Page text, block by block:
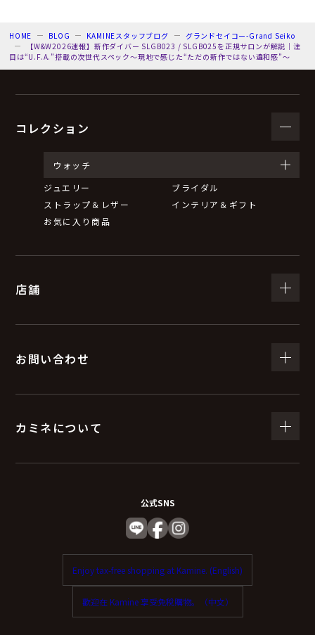
HOME BLOG KAMINEスタッフブログ
グランドセイコー-Grand Seiko
【W&W2026速報】新作ダイバー SLGB023 / SLGB025を正規サロンが解説｜注
目は“U.F.A.”搭載の次世代スペック～現地で感じた“ただの新作ではない違和感”～
コレクション
ウォッチ
ジュエリー
ブライダル
ストラップ＆レザー
インテリア＆ギフト
お気に入り商品
店舗
お問い合わせ
カミネについて
公式SNS
Enjoy tax-free shopping at Kamine. (English)
歡迎在 Kamine 享受免稅購物。（中文）